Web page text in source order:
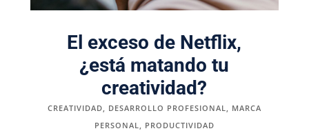
El exceso de Netflix,
¿está matando tu
creatividad?
CREATIVIDAD DESARROLLO PROFESIONAL
MARCA
PERSONAL
PRODUCTIVIDAD